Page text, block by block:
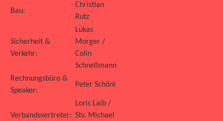
Bau:
Christian
Rutz
Sicherheit &
Verkehr:
Lukas
Morger /
Colin
Schnellmann
Rechnungsbüro &
Speaker:
Peter Schöni
Verbandsvertreter:
Loris Laib /
Stv. Michael